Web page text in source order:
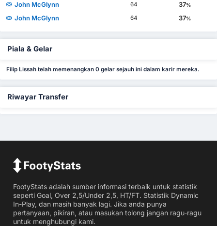
John McGlynn 64 37%
John McGlynn 64 37%
Piala & Gelar
Filip Lissah telah memenangkan 0 gelar sejauh ini dalam karir mereka.
Riwayar Transfer
FootyStats adalah sumber informasi terbaik untuk statistik
seperti Goal, Over 2,5/Under 2,5, HT/FT. Statistik Dynamic
In-Play, dan masih banyak lagi. Jika anda punya
pertanyaan, pikiran, atau masukan tolong jangan ragu-ragu
untuk menghubungi kami.